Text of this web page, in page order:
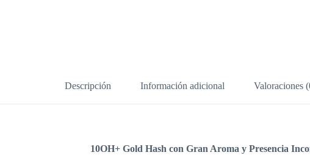
Descripción Información adicional Valoraciones
10OH+ Gold Hash con Gran Aroma y Presencia